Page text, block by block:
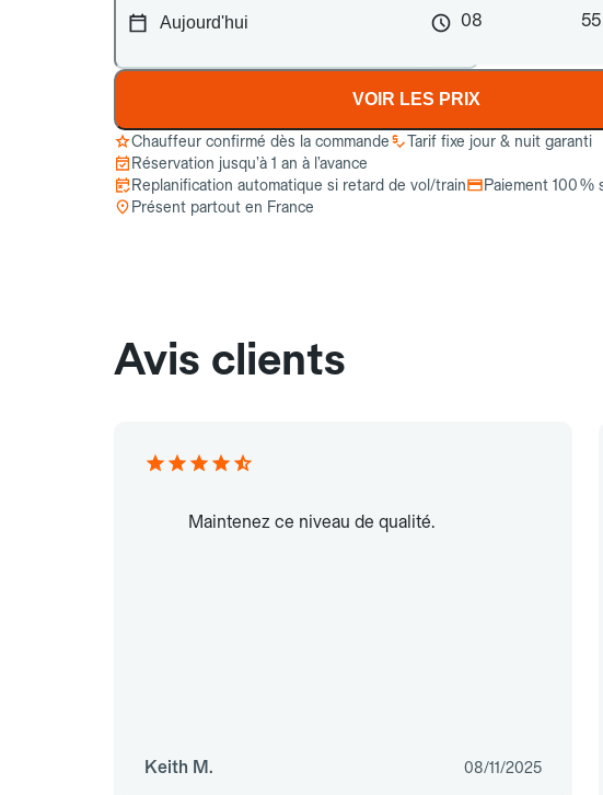
08 55
VOIR LES PRIX
Chauffeur confirmé dès la commande
Tarif fixe jour & nuit garanti
Réservation jusqu’à 1 an à l’avance
Replanification automatique si retard de vol/train
Paiement 100 %
Présent partout en France
Avis clients
Maintenez ce niveau de qualité.
Keith M. 08/11/2025